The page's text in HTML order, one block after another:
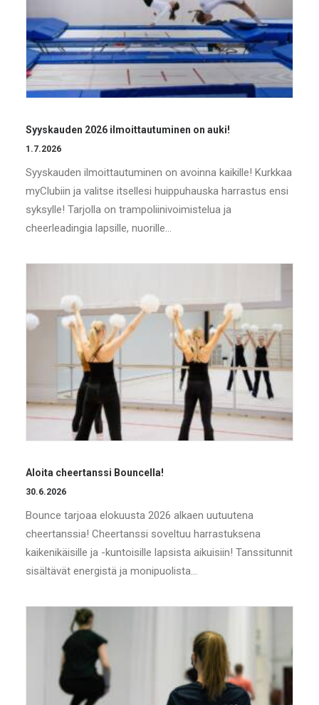
Syyskauden 2026 ilmoittautuminen on auki!
1.7.2026
Syyskauden ilmoittautuminen on avoinna kaikille! Kurkkaa
myClubiin ja valitse itsellesi huippuhauska harrastus ensi
syksylle! Tarjolla on trampoliinivoimistelua ja
cheerleadingia lapsille, nuorille…
Aloita cheertanssi Bouncella!
30.6.2026
Bounce tarjoaa elokuusta 2026 alkaen uutuutena
cheertanssia! Cheertanssi soveltuu harrastuksena
kaikenikäisille ja -kuntoisille lapsista aikuisiin! Tanssitunnit
sisältävät energistä ja monipuolista…